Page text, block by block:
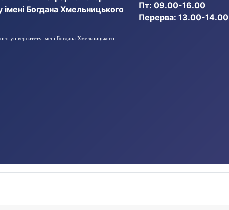
імені Богдана Хмельницького
Пт: 09.00-16.00
Перерва: 13.00-14.00
університету імені Богдана Хмельницького